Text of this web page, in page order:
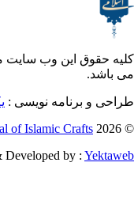
این وب سایت متعلق به
نویسی : یکتاوب
Journal of Islamic
& Developed by :